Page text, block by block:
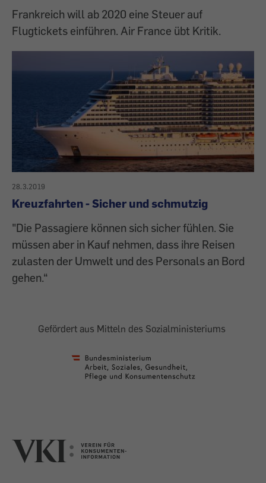
Frankreich will ab 2020 eine Steuer auf
Flugtickets einführen. Air France übt Kritik.
28.3.2019
Kreuzfahrten - Sicher und schmutzig
"Die Passagiere können sich sicher fühlen. Sie
müssen aber in Kauf nehmen, dass ihre Reisen
zulasten der Umwelt und des Personals an Bord
gehen.“
Gefördert aus Mitteln des Sozialministeriums